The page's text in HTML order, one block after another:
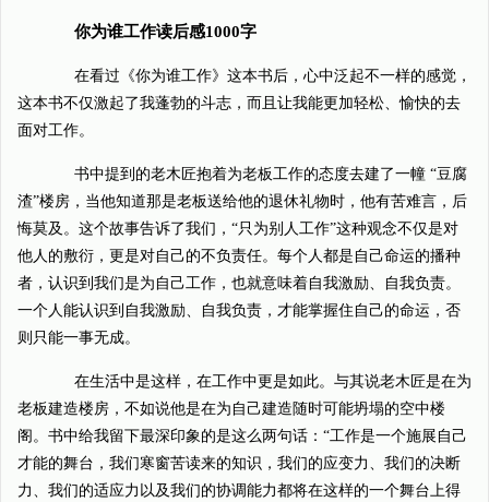
你为谁工作读后感1000字
在看过《你为谁工作》这本书后，心中泛起不一样的感觉，
这本书不仅激起了我蓬勃的斗志，而且让我能更加轻松、愉快的去
面对工作。
书中提到的老木匠抱着为老板工作的态度去建了一幢 “豆腐
渣”楼房，当他知道那是老板送给他的退休礼物时，他有苦难言，后
悔莫及。这个故事告诉了我们，“只为别人工作”这种观念不仅是对
他人的敷衍，更是对自己的不负责任。每个人都是自己命运的播种
者，认识到我们是为自己工作，也就意味着自我激励、自我负责。
一个人能认识到自我激励、自我负责，才能掌握住自己的命运，否
则只能一事无成。
在生活中是这样，在工作中更是如此。与其说老木匠是在为
老板建造楼房，不如说他是在为自己建造随时可能坍塌的空中楼
阁。书中给我留下最深印象的是这么两句话：“工作是一个施展自己
才能的舞台，我们寒窗苦读来的知识，我们的应变力、我们的决断
力、我们的适应力以及我们的协调能力都将在这样的一个舞台上得